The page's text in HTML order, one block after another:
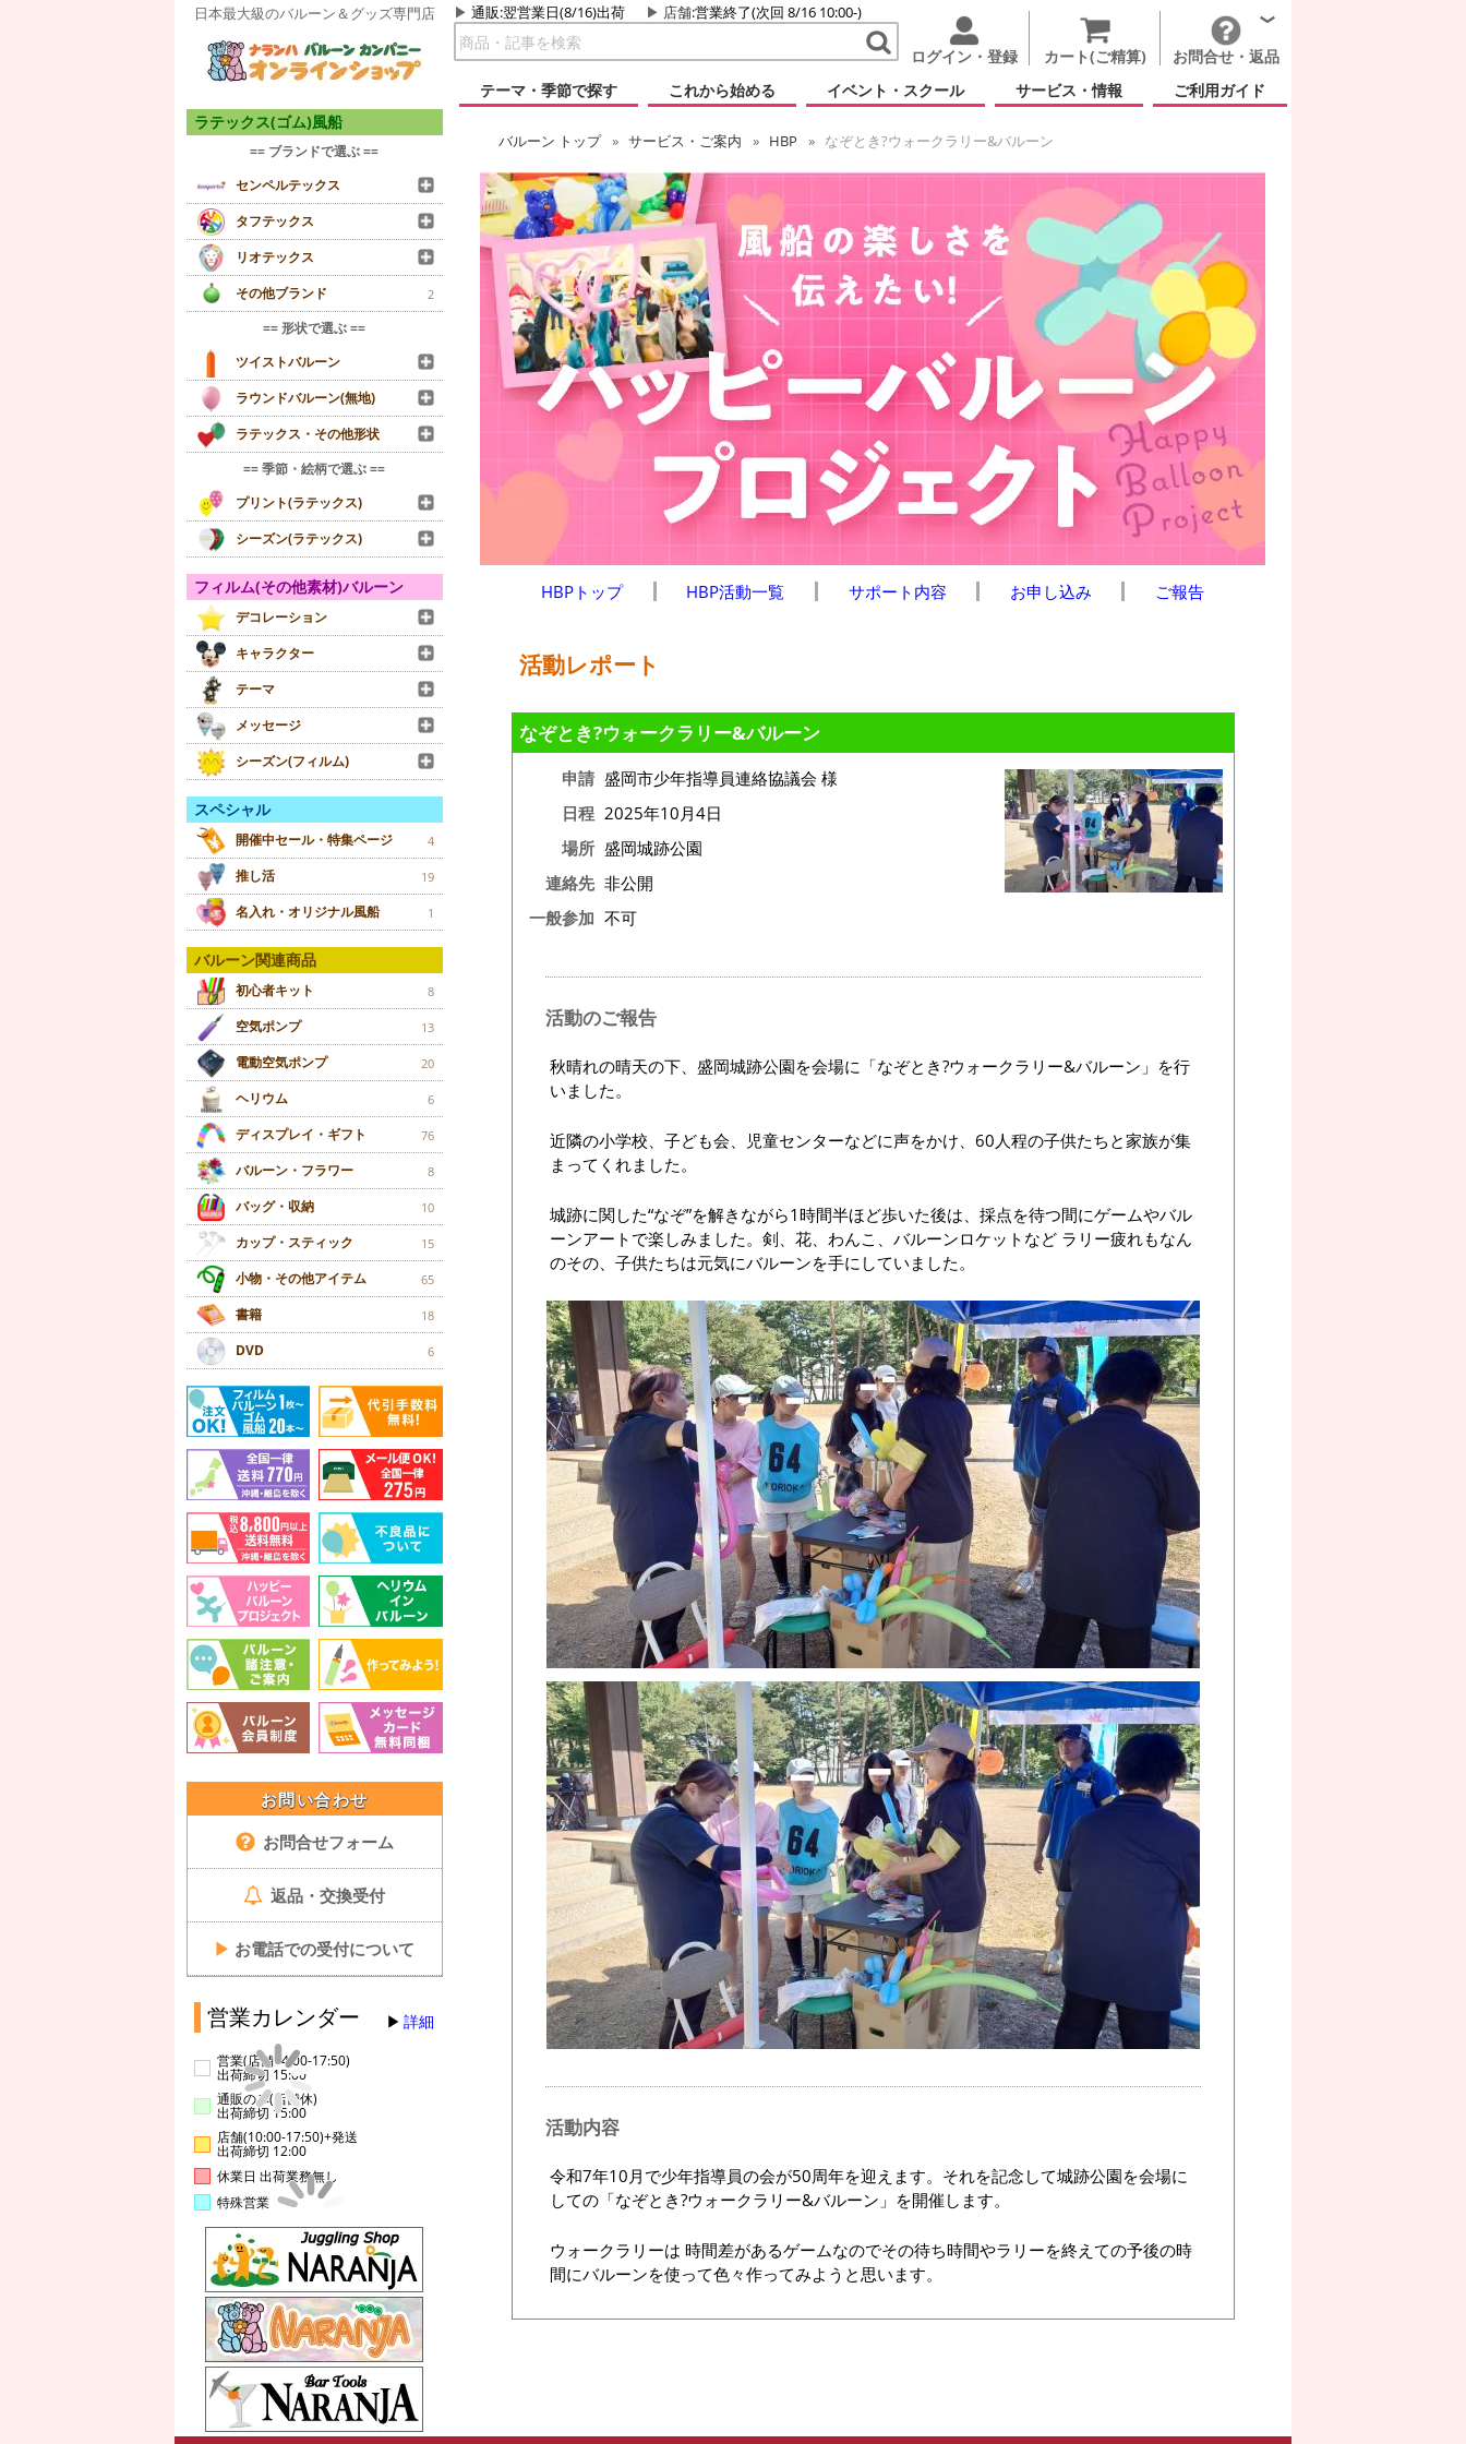
日本最大級のバルーン＆グッズ専門店 通販:翌営業日(8/16)出荷 店舗:営業終了(次回 8/16 10:00-)
ログイン・登録 カート(ご精算)
お問合せ・返品
テーマ・季節で探す
これから始める イベント・スクール サービス・情報 ご利用ガイド
ラテックス(ゴム)風船
== ブランドで選ぶ ==
センペルテックス
タフテックス
リオテックス
その他ブランド
2
== 形状で選ぶ ==
ツイストバルーン
ラウンドバルーン(無地)
ラテックス・その他形状
== 季節・絵柄で選ぶ ==
プリント(ラテックス)
シーズン(ラテックス)
フィルム(その他素材)バルーン
デコレーション
キャラクター
テーマ
メッセージ
シーズン(フィルム)
スペシャル
開催中セール・特集ページ 4
推し活 19
名入れ・オリジナル風船 1
バルーン関連商品
初心者キット 8
空気ポンプ 13
電動空気ポンプ 20
ヘリウム 6
ディスプレイ・ギフト 76
バルーン・フラワー 8
バッグ・収納 10
カップ・スティック 15
小物・その他アイテム 65
書籍 18
DVD 6
お問い合わせ
お問合せフォーム
返品・交換受付
▶ お電話での受付について
営業カレンダー 詳細
営業(店舗14:00-17:50)
出荷締切 15:00
通販のみ(店舗休)
出荷締切 15:00
店舗(10:00-17:50)+発送
出荷締切 12:00
休業日 出荷業務無し
特殊営業
バルーン トップ サービス・ご案内 HBP なぞとき?ウォークラリー&バルーン
HBPトップ HBP活動一覧 サポート内容 お申し込み ご報告
活動レポート
なぞとき?ウォークラリー&バルーン
申請 盛岡市少年指導員連絡協議会 様
日程 2025年10月4日
場所 盛岡城跡公園
連絡先 非公開
一般参加 不可
活動のご報告
秋晴れの晴天の下、盛岡城跡公園を会場に「なぞとき?ウォークラリー&バルーン」を行
いました。
近隣の小学校、子ども会、児童センターなどに声をかけ、60人程の子供たちと家族が集
まってくれました。
城跡に関した“なぞ”を解きながら1時間半ほど歩いた後は、採点を待つ間にゲームやバル
ーンアートで楽しみました。剣、花、わんこ、バルーンロケットなど ラリー疲れもなん
のその、子供たちは元気にバルーンを手にしていました。
活動内容
令和7年10月で少年指導員の会が50周年を迎えます。それを記念して城跡公園を会場に
しての「なぞとき?ウォークラリー&バルーン」を開催します。
ウォークラリーは 時間差があるゲームなのでその待ち時間やラリーを終えての予後の時
間にバルーンを使って色々作ってみようと思います。